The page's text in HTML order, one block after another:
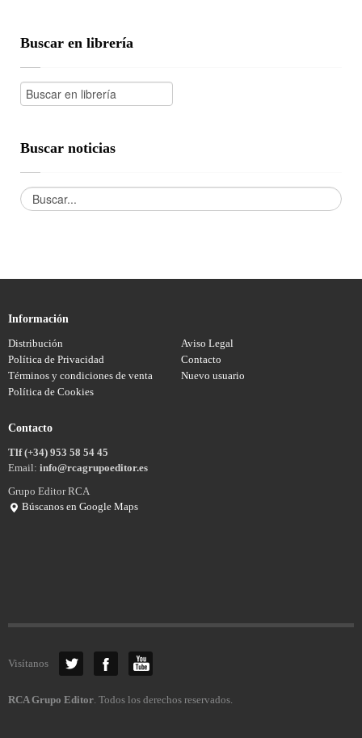
Buscar en librería
Buscar noticias
Información
Distribución
Aviso Legal
Política de Privacidad
Contacto
Términos y condiciones de venta
Nuevo usuario
Política de Cookies
Contacto
Tlf (+34) 953 58 54 45
Email: info@rcagrupoeditor.es
Grupo Editor RCA
Búscanos en Google Maps
Visítanos
RCA Grupo Editor. Todos los derechos reservados.